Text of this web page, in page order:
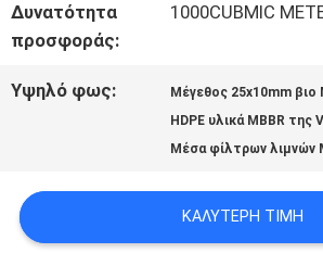
ΠΡΟΣΦΟΡΆ
SITEMAP
ΠΟΛΙΤΙΚΉ
ΑΠΟΡΡΉΤΟΥ
Δυνατότητα
προσφοράς:
1000CUBMIC
Υψηλό φως: Μέγεθος 25x10mm βιο
HDPE υλικά MBBR της
Μέσα φίλτρων λιμνών
ΚΑΛΎΤΕΡΗ ΤΙΜΉ